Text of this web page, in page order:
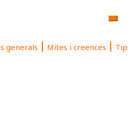
generals Mites i creences